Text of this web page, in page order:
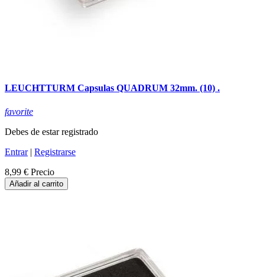
LEUCHTTURM Capsulas QUADRUM 32mm. (10) .
favorite
Debes de estar registrado
Entrar| Registrarse
8,99 € Precio
Añadir al carrito